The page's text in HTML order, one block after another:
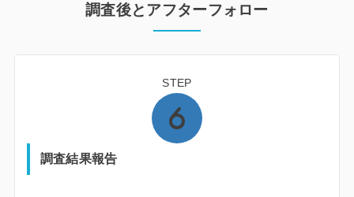
調査後とアフターフォロー
STEP
調査結果報告